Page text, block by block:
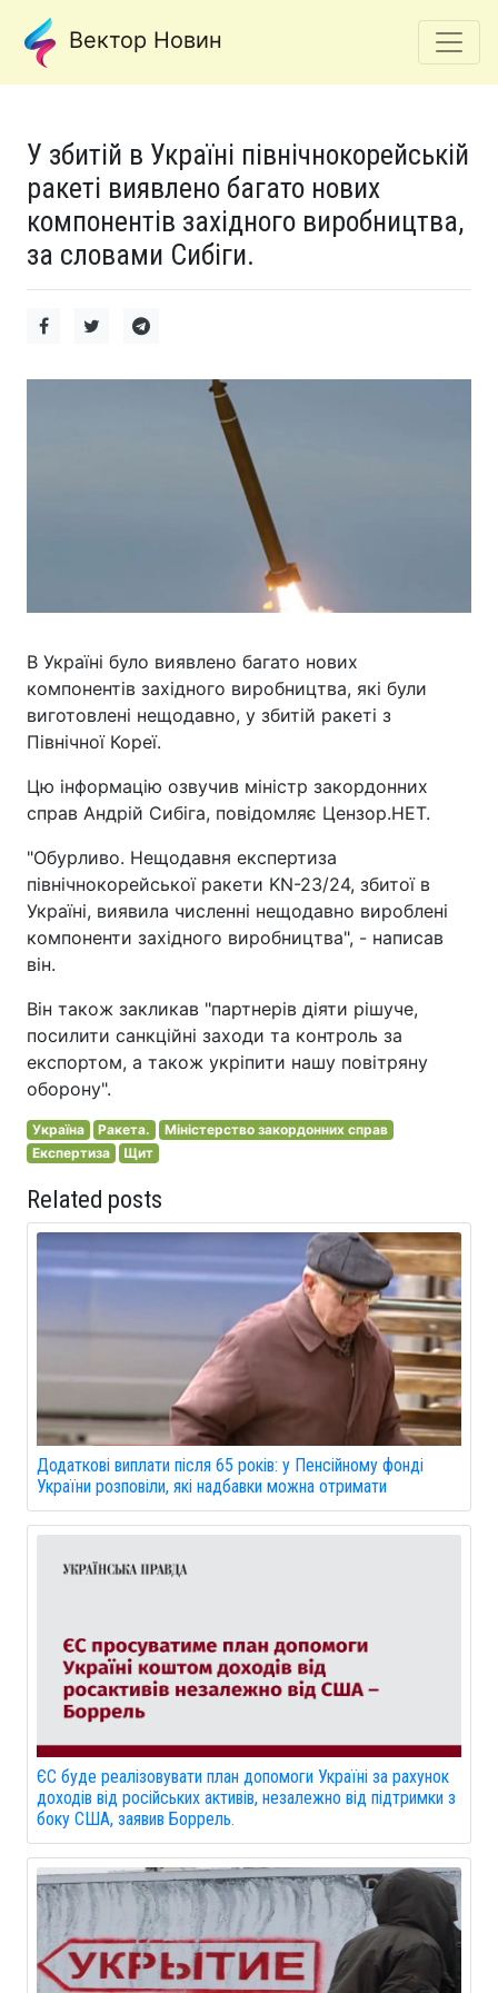
Вектор Новин
У збитій в Україні північнокорейській
ракеті виявлено багато нових
компонентів західного виробництва,
за словами Сибіги.
В Україні було виявлено багато нових
компонентів західного виробництва, які були
виготовлені нещодавно, у збитій ракеті з
Північної Кореї.
Цю інформацію озвучив міністр закордонних
справ Андрій Сибіга, повідомляє Цензор.НЕТ.
"Обурливо. Нещодавня експертиза
північнокорейської ракети KN-23/24, збитої в
Україні, виявила численні нещодавно вироблені
компоненти західного виробництва", - написав
він.
Він також закликав "партнерів діяти рішуче,
посилити санкційні заходи та контроль за
експортом, а також укріпити нашу повітряну
оборону".
Україна Ракета.
Міністерство закордонних справ
Експертиза
Щит
Related posts
Додаткові виплати після 65 років: у Пенсійному фонді
України розповіли, які надбавки можна отримати
ЄС буде реалізовувати план допомоги Україні за рахунок
доходів від російських активів, незалежно від підтримки з
боку США, заявив Боррель.